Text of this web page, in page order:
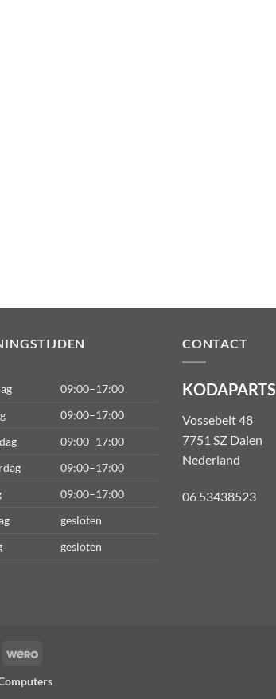
09:00–17:00
09:00–17:00
09:00–17:00
09:00–17:00
09:00–17:00
gesloten
gesloten
CONTACT
KODAPARTS
Vossebelt 48
7751 SZ Dalen
Nederland
06 53438523
Cash
Wero